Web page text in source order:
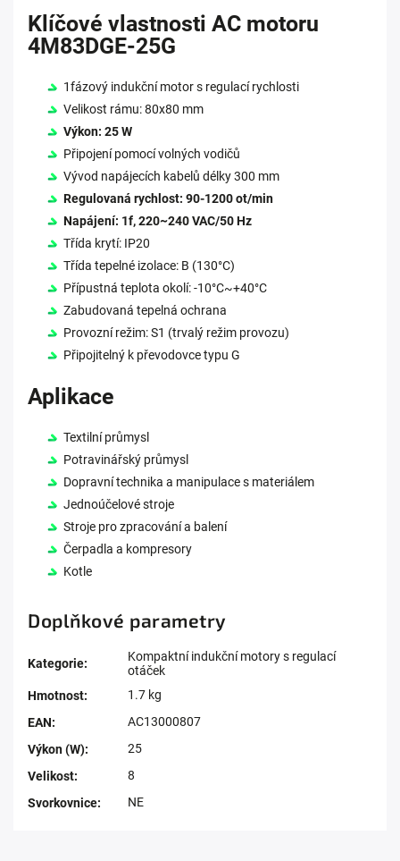
Klíčové vlastnosti AC motoru
4M83DGE-25G
1fázový indukční motor s regulací rychlosti
Velikost rámu: 80x80 mm
Výkon: 25 W
Připojení pomocí volných vodičů
Vývod napájecích kabelů délky 300 mm
Regulovaná rychlost: 90-1200 ot/min
Napájení: 1f, 220~240 VAC/50 Hz
Třída krytí: IP20
Třída tepelné izolace: B (130°C)
Přípustná teplota okolí: -10°C~+40°C
Zabudovaná tepelná ochrana
Provozní režim: S1 (trvalý režim provozu)
Připojitelný k převodovce typu G
Aplikace
Textilní průmysl
Potravinářský průmysl
Dopravní technika a manipulace s materiálem
Jednoúčelové stroje
Stroje pro zpracování a balení
Čerpadla a kompresory
Kotle
Doplňkové parametry
Kategorie:
Kompaktní indukční motory s regulací
otáček
Hmotnost:
1.7 kg
EAN:
AC13000807
Výkon (W):
25
Velikost:
8
Svorkovnice: NE